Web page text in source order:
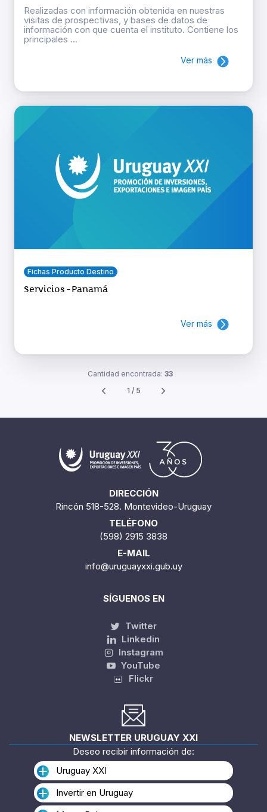
Realizadas con información obtenida en nuestras
visitas de prospectivas, y bases de datos de
información con que cuenta el instituto. Contiene los
principales ...
Ver más
Fichas Producto Destino
Servicios - Panamá
Ver más
Cantidad encontrada: 33
1 / 5
DIRECCIÓN
Rincón 518-528. Montevideo-Uruguay
TELÉFONO
(598) 2915 3838
E-MAIL
info@uruguayxxi.gub.uy
SÍGUENOS EN
Twitter
Linkedin
Instagram
YouTube
Flickr
NEWSLETTER URUGUAY XXI
Deseo recibir información de:
Uruguay XXI
Invertir en Uruguay